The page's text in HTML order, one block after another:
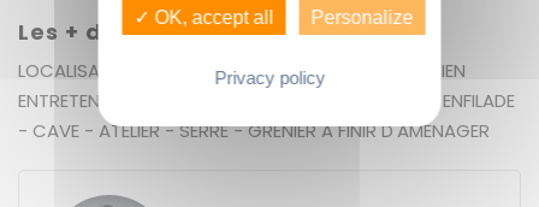
Les + du bien
LOCALISATION 1KM DU BOURG DE GEVEZE - TRES BIEN
ENTRETENUE - JARDIN CLOS - GARAGE DOUBLE EN ENFILADE
- CAVE - ATELIER - SERRE - GRENIER A FINIR D'AMENAGER
✓ OK, accept all Personalize
Privacy policy